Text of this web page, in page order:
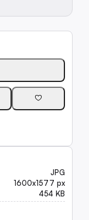
JPG
1600x1577 px
454 KB